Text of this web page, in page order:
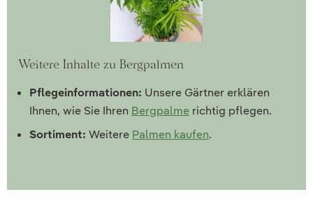
Weitere Inhalte zu Bergpalmen
Pflegeinformationen: Unsere Gärtner erklären
Ihnen, wie Sie Ihren Bergpalme richtig pflegen.
Sortiment: Weitere Palmen kaufen.